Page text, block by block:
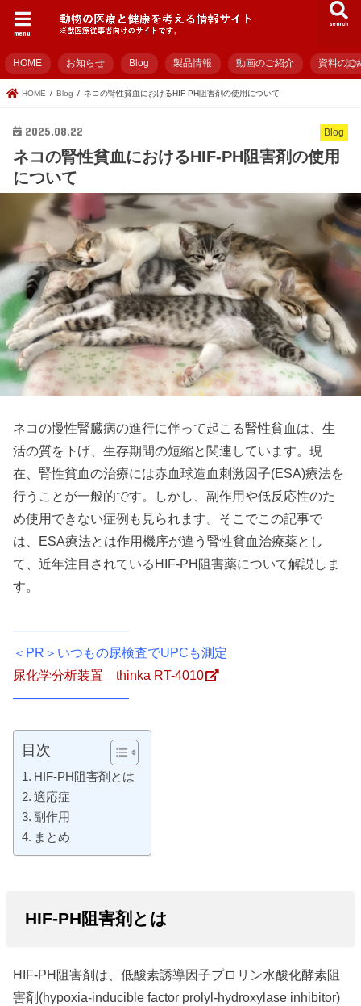
search
menu
HOME お知らせ Blog 製品情報 動画のご紹介 資料のご
HOME Blog ネコの腎性貧血におけるHIF-PH阻害剤の使用について
Blog
2025.08.22
ネコの腎性貧血におけるHIF-PH阻害剤の使用
について
ネコの慢性腎臓病の進行に伴って起こる腎性貧血は、生
活の質を下げ、生存期間の短縮と関連しています。現
在、腎性貧血の治療には赤血球造血刺激因子(ESA)療法を
行うことが一般的です。しかし、副作用や低反応性のた
め使用できない症例も見られます。そこでこの記事で
は、ESA療法とは作用機序が違う腎性貧血治療薬とし
て、近年注目されているHIF-PH阻害薬について解説しま
す。
―――――――――
＜PR＞いつもの尿検査でUPCも測定
尿化学分析装置 thinka RT-4010
―――――――――
目次
HIF-PH阻害剤とは
適応症
副作用
まとめ
HIF-PH阻害剤とは
HIF-PH阻害剤は、低酸素誘導因子プロリン水酸化酵素阻
害剤(hypoxia-inducible factor prolyl-hydroxylase inhibitor)